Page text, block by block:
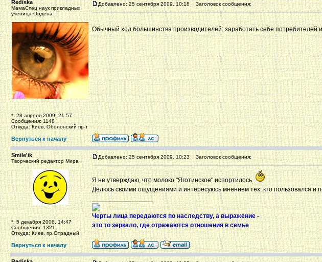
Rediska
МамаСпец наук прикладных,
ученица Ордена
*: 28 апреля 2009, 21:57
Сообщения: 1148
Откуда: Киев, Оболонский пр-т
Добавлено: 25 сентября 2009, 10:18 Заголовок сообщения:
Обычный ход большинства производителей: заработать себе потребителей
Вернуться к началу
Smile'ik
Творческий редактор Мира
*: 5 декабря 2008, 14:47
Сообщения: 1321
Откуда: Киев, пр.Отрадный
Добавлено: 25 сентября 2009, 10:23 Заголовок сообщения:
Я не утверждаю, что молоко "Яготинское" испортилось.
Делюсь своими ощущениями и интересуюсь мнением тех, кто пользовался и
_________________
Черты лица передаются по наследству, а выражение -
это то зеркало, где отражаются отношения в семье
Вернуться к началу